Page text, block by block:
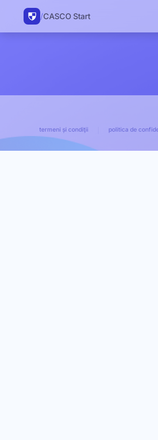
/CASCO Start
termeni și condiţii politica de